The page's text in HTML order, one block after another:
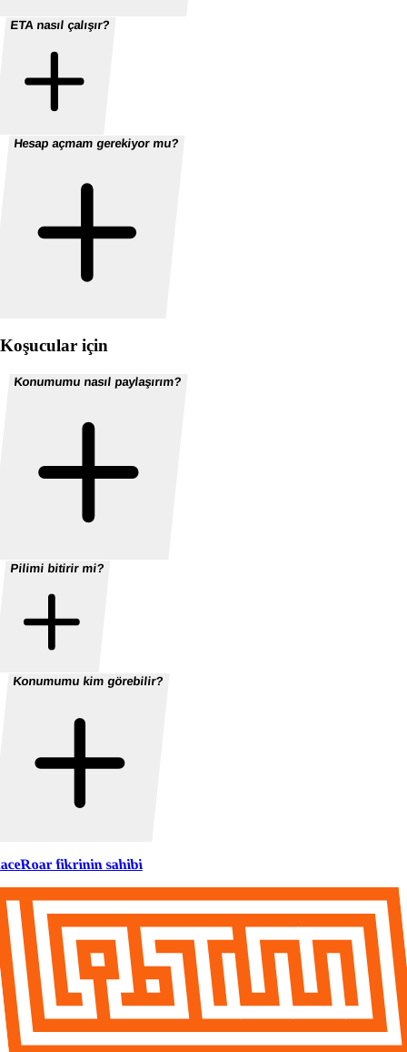
ETA nasıl çalışır?
Hesap açmam gerekiyor mu?
Koşucular için
Konumumu nasıl paylaşırım?
Pilimi bitirir mi?
Konumumu kim görebilir?
fikrinin sahibi